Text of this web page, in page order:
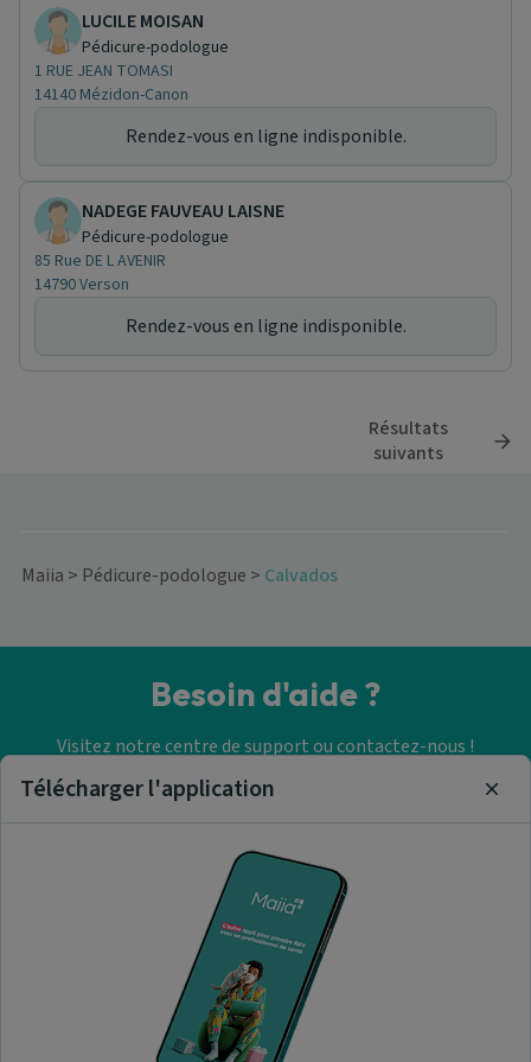
LUCILE MOISAN
Pédicure-podologue
1 RUE JEAN TOMASI
14140 Mézidon-Canon
Rendez-vous en ligne indisponible.
NADEGE FAUVEAU LAISNE
Pédicure-podologue
85 Rue DE L AVENIR
14790 Verson
Rendez-vous en ligne indisponible.
Résultats
suivants
Maiia > Pédicure-podologue > Calvados
Besoin d'aide ?
Visitez notre centre de support ou contactez-nous !
Aide & Contact
Trouver un pédicure-
A propos de nous
Télécharger l'application